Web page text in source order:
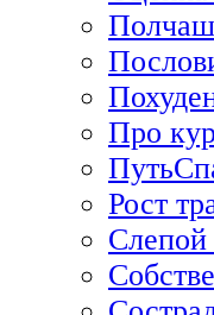
Про кур
Рост
Слепой